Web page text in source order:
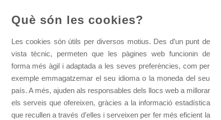
Què són les cookies?
Les cookies són útils per diversos motius. Des d’un punt de
vista tècnic, permeten que les pàgines web funcionin de
forma més àgil i adaptada a les seves preferències, com per
exemple emmagatzemar el seu idioma o la moneda del seu
país. A més, ajuden als responsables dels llocs web a millorar
els serveis que ofereixen, gràcies a la informació estadística
que recullen a través d’elles i serveixen per fer més eficient la